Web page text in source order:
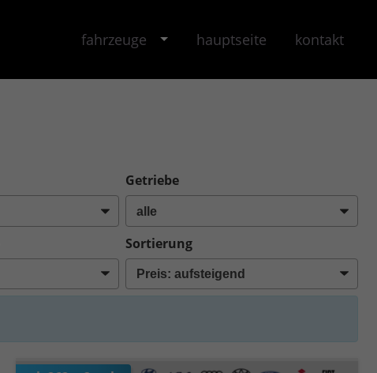
fahrzeuge hauptseite kontakt
Getriebe
Sortierung